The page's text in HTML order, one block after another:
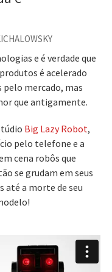
e é verdade que
é acelerado
pelo mercado, mas
que antigamente.
Big Lazy Robot,
pelo telefone e a
cena robôs que
se grudam em seus
até a morte de seu